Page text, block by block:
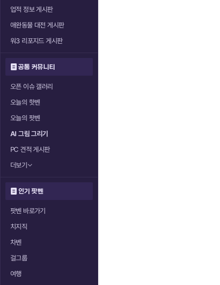
업적 정보 게시판
애완동물 대전 게시판
워3 리포지드 게시판
공통 커뮤니티
오픈 이슈 갤러리
오늘의 핫벤
오늘의 팟벤
AI 그림 그리기
PC 견적 게시판
더보기
인기 팟벤
팟벤 바로가기
치지직
차벤
걸그룹
여행